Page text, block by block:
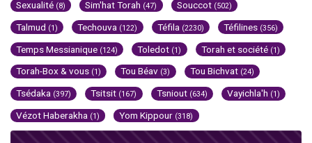
Sexualité (8) Sim'hat Torah (47) Souccot (502)
Talmud (1) Techouva (122) Téfila (2230) Téfilines (356)
Temps Messianique (124) Toledot (1) Torah et société (1)
Torah-Box & vous (1) Tou Béav (3) Tou Bichvat (24)
Tsédaka (397) Tsitsit (167) Tsniout (634) Vayichla'h (1)
Vézot Haberakha (1) Yom Kippour (318)